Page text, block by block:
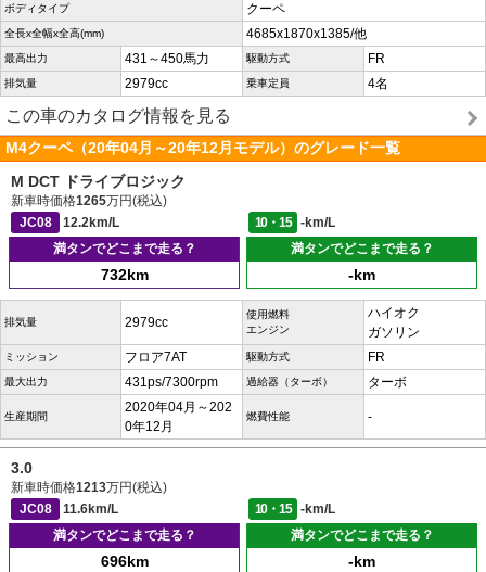
ボディタイプ クーペ
全長x全幅x全高(mm) 4685x1870x1385/他
最高出力 431～450馬力 駆動方式 FR
排気量 2979cc 乗車定員 4名
この車のカタログ情報を見る
M4クーペ（20年04月～20年12月モデル）のグレード一覧
M DCT ドライブロジック
新車時価格1265万円(税込)
JC08
12.2km/L 10・15
-km/L
満タンでどこまで走る？
732km
満タンでどこまで走る？
-km
排気量 2979cc
使用燃料
エンジン
ハイオク
ガソリン
ミッション フロア7AT 駆動方式 FR
最大出力 431ps/7300rpm 過給器（ターボ） ターボ
生産期間
2020年04月～202
0年12月
燃費性能 -
3.0
新車時価格1213万円(税込)
JC08
11.6km/L 10・15
-km/L
満タンでどこまで走る？
696km
満タンでどこまで走る？
-km